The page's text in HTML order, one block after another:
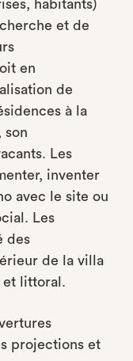
habitants)
et de
en
de
à la
son
Les
inventer
avec le site ou
Les
des
de la villa
et littoral.
projections et